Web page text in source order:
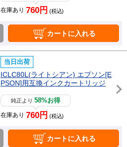
在庫あり 760円 (税込)
カートに入れる
当日出荷
ICLC80L(ライトシアン) エプソン[E
PSON]用互換インクカートリッジ
純正より58%お得
在庫あり 760円 (税込)
カートに入れる